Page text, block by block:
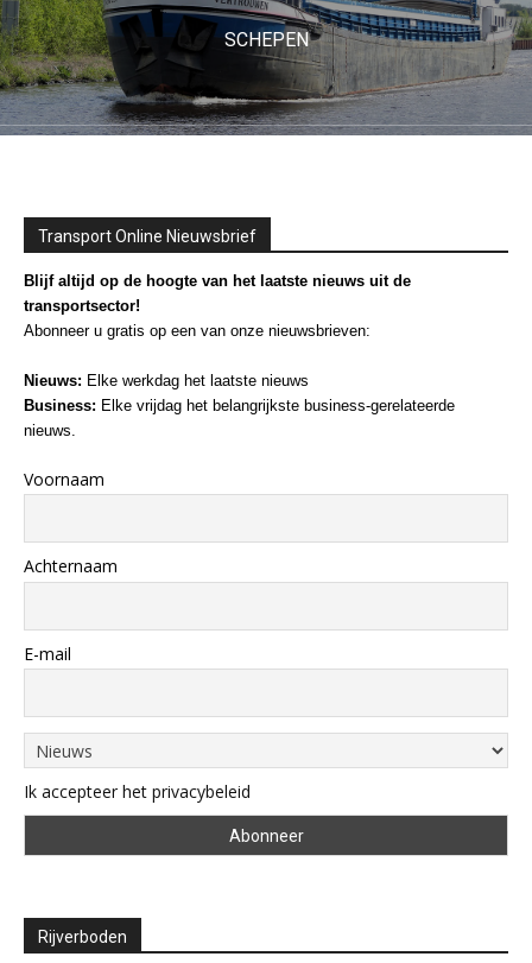
SCHEPEN
Transport Online Nieuwsbrief
Blijf altijd op de hoogte van het laatste nieuws uit de
transportsector!
Abonneer u gratis op een van onze nieuwsbrieven:
Nieuws: Elke werkdag het laatste nieuws
Business: Elke vrijdag het belangrijkste business-gerelateerde
nieuws.
Voornaam
Achternaam
E-mail
Ik accepteer het privacybeleid
Rijverboden